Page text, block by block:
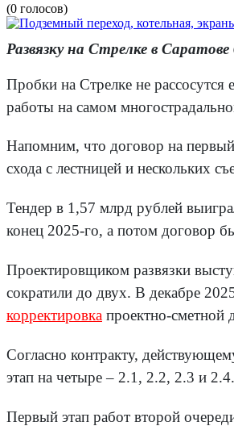
(0 голосов)
Развязку на Стрелке в
Пробки на Стрелке не
работы на самом
Напомним, что договор на первый
схода с лестницей и нескольких
Тендер в 1,57 млрд рублей
конец 2025-го, а потом договор
Проектировщиком развязки
сократили до двух. В декабре
корректировка проектно-сметной
Согласно контракту,
этап на четыре – 2.1, 2.2, 2.3 и
Первый этап работ второй